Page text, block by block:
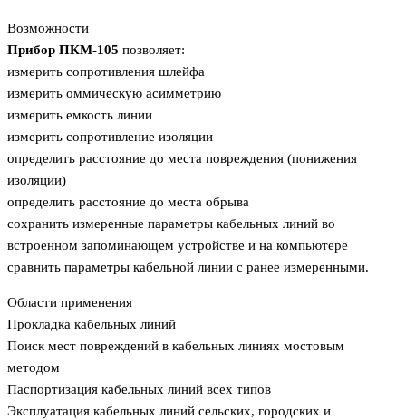
Возможности
Прибор ПКМ-105 позволяет:
измерить сопротивления шлейфа
измерить оммическую асимметрию
измерить емкость линии
измерить сопротивление изоляции
определить расстояние до места повреждения (понижения
изоляции)
определить расстояние до места обрыва
сохранить измеренные параметры кабельных линий во
встроенном запоминающем устройстве и на компьютере
сравнить параметры кабельной линии с ранее измеренными.
Области применения
Прокладка кабельных линий
Поиск мест повреждений в кабельных линиях мостовым
методом
Паспортизация кабельных линий всех типов
Эксплуатация кабельных линий сельских, городских и